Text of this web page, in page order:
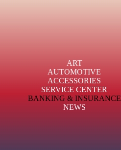
ART
AUTOMOTIVE
ACCESSORIES
SERVICE CENTER
BANKING & INSURANCE
NEWS